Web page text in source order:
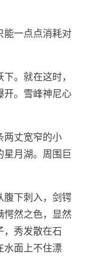
能一点点消耗对
。就在这时，
开。雪峰神尼心
两丈宽窄的小
星月湖。周围巨
腹下刺入，剑锷
愕然之色，显然
，秀发散在石
水面上不住漂